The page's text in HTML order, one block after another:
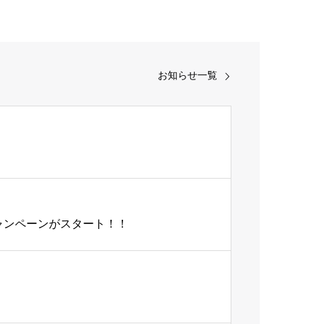
ペーンがスタート！！
お知らせ一覧